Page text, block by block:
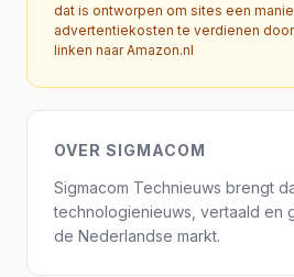
dat is ontworpen om sites een
advertentiekosten te verdienen
linken naar Amazon.nl
OVER SIGMACOM
Sigmacom Technieuws brengt
technologienieuws, vertaald en
de Nederlandse markt.